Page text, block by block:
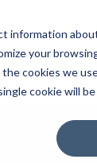
information
your
cookies we
cookie will